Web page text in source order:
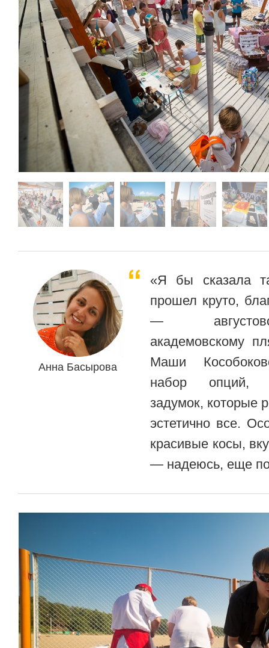
Анна Басырова
«Я бы сказала
прошел круто,
—
академовскому
Маши
набор опций,
задумок, которые
эстетично все.
красивые косы,
— надеюсь, еще